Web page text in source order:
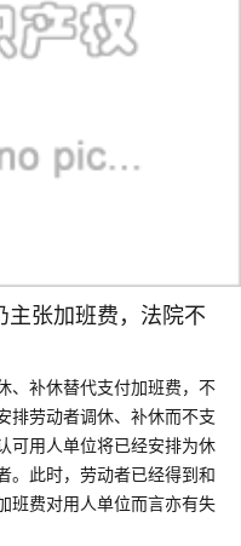
主张加班费，法院不
、补休替代支付加班费，不
排劳动者调休、补休而不支
可用人单位将已经安排为休
。此时，劳动者已经得到和
班费对用人单位而言亦有失